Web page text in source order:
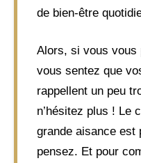
de bien-être
Alors, si vous vous
vous sentez que
rappellent un peu
n’hésitez plus ! Le
grande aisance est
pensez. Et pour